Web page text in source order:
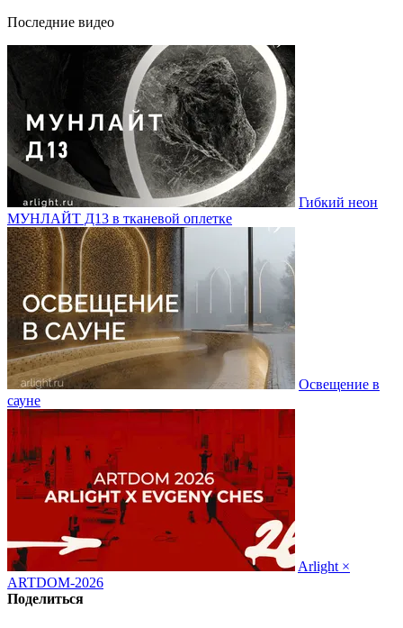
Последние видео
Гибкий неон
МУНЛАЙТ Д13 в тканевой оплетке
Освещение в
сауне
Arlight ×
ARTDOM-2026
Поделиться